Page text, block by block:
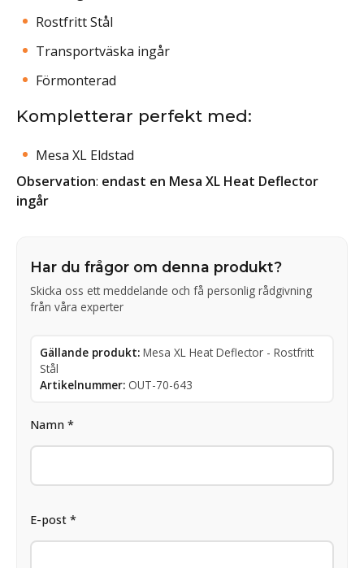
Rostfritt Stål
Transportväska ingår
Förmonterad
Kompletterar perfekt med:
Mesa XL Eldstad
Observation: endast en Mesa XL Heat Deflector
ingår
Har du frågor om denna produkt?
Skicka oss ett meddelande och få personlig rådgivning
från våra experter
Gällande produkt: Mesa XL Heat Deflector - Rostfritt
Stål
Artikelnummer: OUT-70-643
Namn *
E-post *